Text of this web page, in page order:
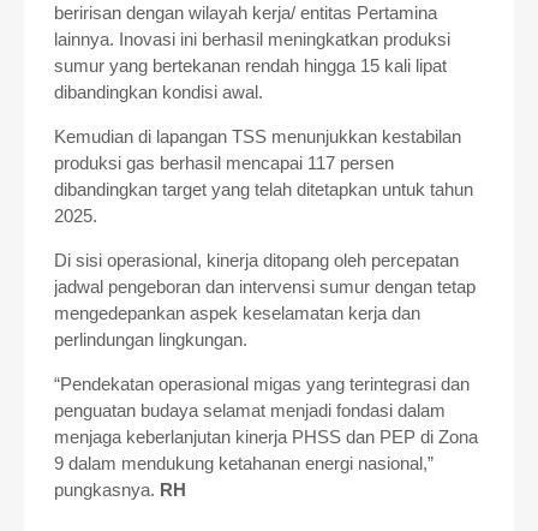
beririsan dengan wilayah kerja/ entitas Pertamina
lainnya. Inovasi ini berhasil meningkatkan produksi
sumur yang bertekanan rendah hingga 15 kali lipat
dibandingkan kondisi awal.
Kemudian di lapangan TSS menunjukkan kestabilan
produksi gas berhasil mencapai 117 persen
dibandingkan target yang telah ditetapkan untuk tahun
2025.
Di sisi operasional, kinerja ditopang oleh percepatan
jadwal pengeboran dan intervensi sumur dengan tetap
mengedepankan aspek keselamatan kerja dan
perlindungan lingkungan.
“Pendekatan operasional migas yang terintegrasi dan
penguatan budaya selamat menjadi fondasi dalam
menjaga keberlanjutan kinerja PHSS dan PEP di Zona
9 dalam mendukung ketahanan energi nasional,”
pungkasnya. RH